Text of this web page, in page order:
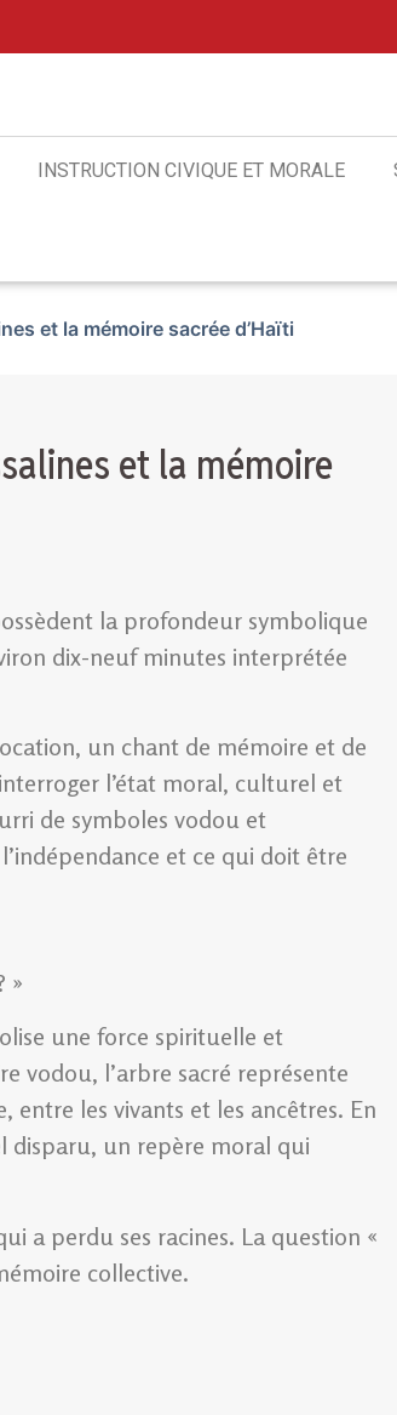
INSTRUCTION CIVIQUE ET MORALE
et la mémoire sacrée d’Haïti
et la mémoire
la profondeur symbolique
dix-neuf minutes interprétée
un chant de mémoire et de
l’état moral, culturel et
de symboles vodou et
et ce qui doit être
»
une force spirituelle et
vodou, l’arbre sacré représente
entre les vivants et les ancêtres. En
disparu, un repère moral qui
a perdu ses racines. La question «
collective.